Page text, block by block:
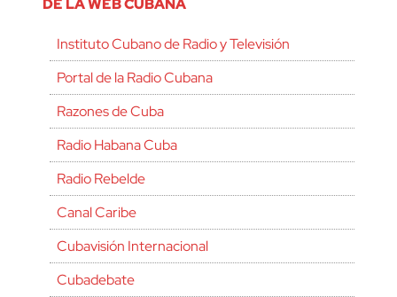
DE LA WEB CUBANA
Instituto Cubano de Radio y Televisión
Portal de la Radio Cubana
Razones de Cuba
Radio Habana Cuba
Radio Rebelde
Canal Caribe
Cubavisión Internacional
Cubadebate